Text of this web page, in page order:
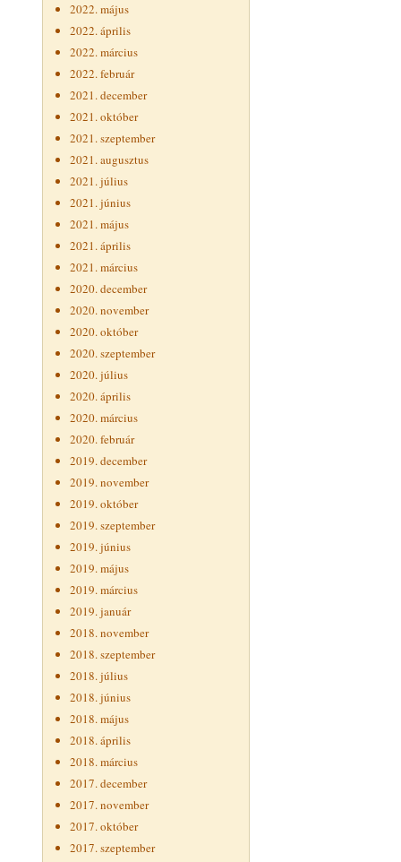
2022. május
2022. április
2022. március
2022. február
2021. december
2021. október
2021. szeptember
2021. augusztus
2021. július
2021. június
2021. május
2021. április
2021. március
2020. december
2020. november
2020. október
2020. szeptember
2020. július
2020. április
2020. március
2020. február
2019. december
2019. november
2019. október
2019. szeptember
2019. június
2019. május
2019. március
2019. január
2018. november
2018. szeptember
2018. július
2018. június
2018. május
2018. április
2018. március
2017. december
2017. november
2017. október
2017. szeptember